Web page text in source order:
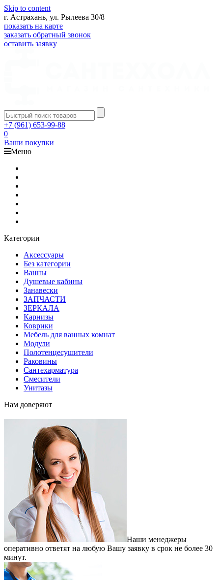
Skip to content
г. Астрахань, ул. Рылеева 30/8
показать на карте
заказать обратный звонок
оставить заявку
+7 (961) 653-99-88
0
Ваши покупки
Меню
Категории
Аксессуары
Без категории
Ванны
Душевые кабины
Занавески
ЗАПЧАСТИ
ЗЕРКАЛА
Карнизы
Коврики
Мебель для ванных комнат
Модули
Полотенцесушители
Раковины
Сантехарматура
Смесители
Унитазы
Нам доверяют
Наши менеджеры
оперативно ответят на любую Вашу заявку в срок не более 30
минут.